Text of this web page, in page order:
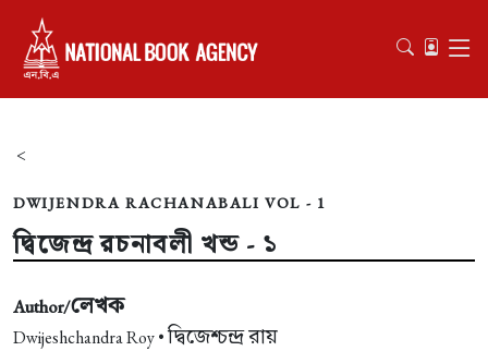
<
DWIJENDRA RACHANABALI VOL - 1
দ্বিজেন্দ্র রচনাবলী খন্ড - ১
Author/লেখক
Dwijeshchandra Roy •দ্বিজেশ্চন্দ্র রায়